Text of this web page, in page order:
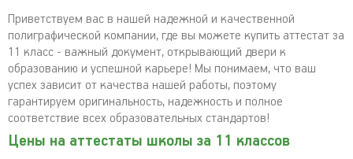
Приветствуем вас в нашей надежной и качественной
полиграфической компании, где вы можете купить аттестат за
11 класс - важный документ, открывающий двери к
образованию и успешной карьере! Мы понимаем, что ваш
успех зависит от качества нашей работы, поэтому
гарантируем оригинальность, надежность и полное
соответствие всех образовательных стандартов!
Цены на аттестаты школы за 11 классов